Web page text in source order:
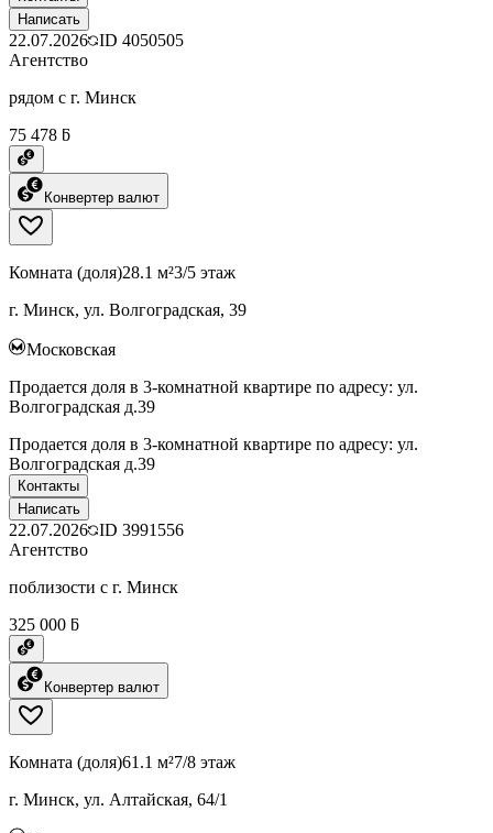
Написать
22.07.2026 ID 4050505
Агентство
рядом с г. Минск
75 478 ƃ
Конвертер валют
Комната (доля)28.1 м²3/5 этаж
г. Минск, ул. Волгоградская, 39
Московская
Продается доля в 3-комнатной квартире по адресу: ул.
Волгоградская д.39
Продается доля в 3-комнатной квартире по адресу: ул.
Волгоградская д.39
Контакты
Написать
22.07.2026 ID 3991556
Агентство
поблизости с г. Минск
325 000 ƃ
Конвертер валют
Комната (доля)61.1 м²7/8 этаж
г. Минск, ул. Алтайская, 64/1